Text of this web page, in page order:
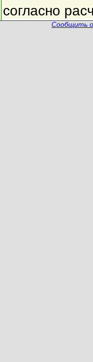
согласно
Сообщить о